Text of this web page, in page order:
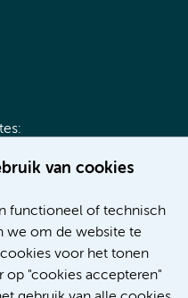
van cookies
functioneel of technisch
we om de website te
voor het tonen
op "cookies accepteren"